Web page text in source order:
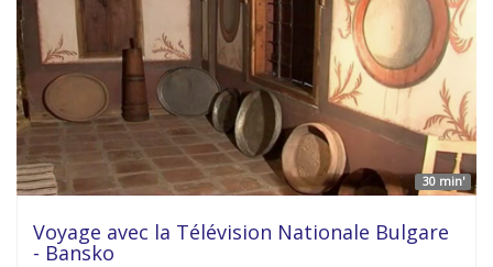
30 min'
Voyage avec la Télévision Nationale Bulgare
- Bansko